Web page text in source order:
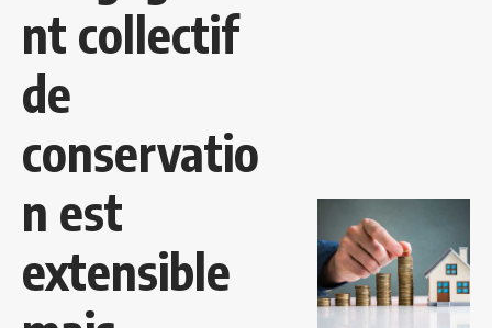
nt collectif
de
conservatio
n est
extensible